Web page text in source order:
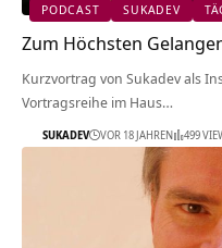
PODCAST SUKADEV
Zum Höchsten
Kurzvortrag von Sukadev als
Vortragsreihe im Haus…
SUKADEV VOR 18 JAHREN 499